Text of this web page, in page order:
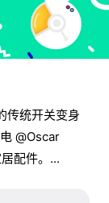
传统开关变身
@Oscar
配件。...